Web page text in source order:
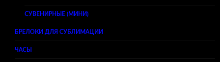
СУВЕНИРНЫЕ (МИНИ)
БРЕЛОКИ ДЛЯ СУБЛИМАЦИИ
ЧАСЫ